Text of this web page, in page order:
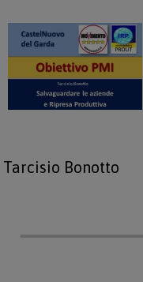
Tarcisio Bonotto